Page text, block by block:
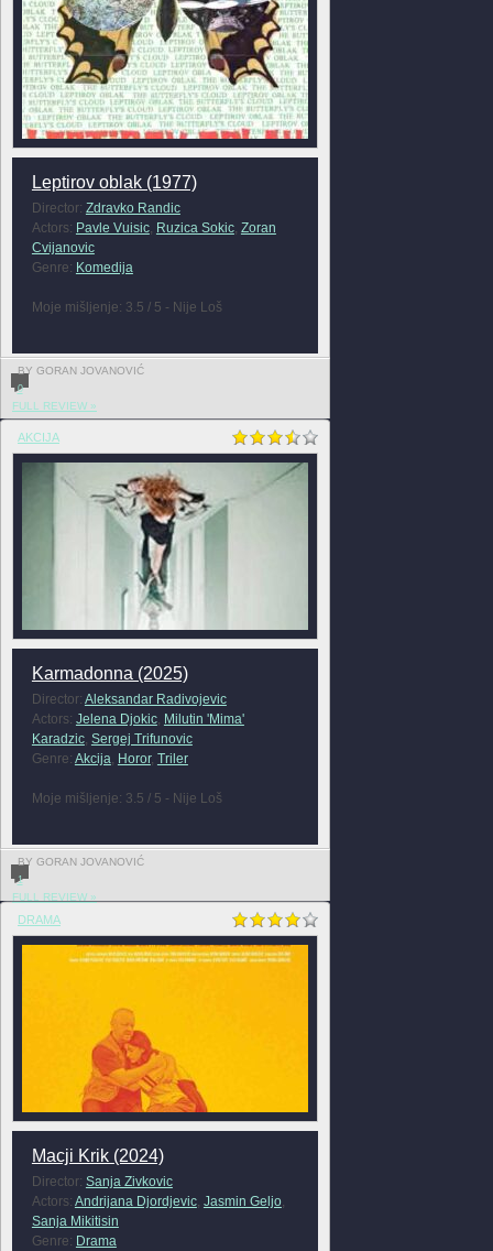
Leptirov oblak (1977)
Director: Zdravko Randic
Actors: Pavle Vuisic, Ruzica Sokic, Zoran
Cvijanovic
Genre: Komedija
Moje mišljenje: 3.5 / 5 - Nije Loš
BY GORAN JOVANOVIĆ
0
FULL REVIEW »
AKCIJA
Karmadonna (2025)
Director: Aleksandar Radivojevic
Actors: Jelena Djokic, Milutin 'Mima'
Karadzic, Sergej Trifunovic
Genre: Akcija, Horor, Triler
Moje mišljenje: 3.5 / 5 - Nije Loš
BY GORAN JOVANOVIĆ
1
FULL REVIEW »
DRAMA
Macji Krik (2024)
Director: Sanja Zivkovic
Actors: Andrijana Djordjevic, Jasmin Geljo,
Sanja Mikitisin
Genre: Drama